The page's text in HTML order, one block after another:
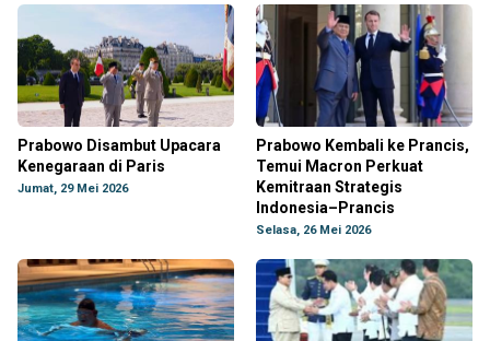
Prabowo Disambut Upacara
Kenegaraan di Paris
Jumat, 29 Mei 2026
Prabowo Kembali ke Prancis,
Temui Macron Perkuat
Kemitraan Strategis
Indonesia–Prancis
Selasa, 26 Mei 2026